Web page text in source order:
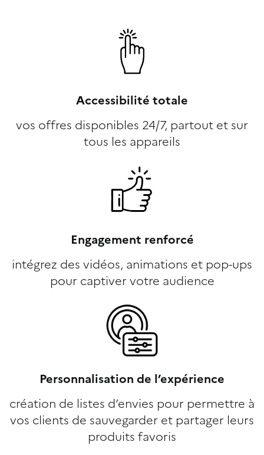
Accessibilité totale
vos offres disponibles 24/7, partout et sur
tous les appareils
Engagement renforcé
intégrez des vidéos, animations et pop-ups
pour captiver votre audience
Personnalisation de l’expérience
création de listes d’envies pour permettre à
vos clients de sauvegarder et partager leurs
produits favoris